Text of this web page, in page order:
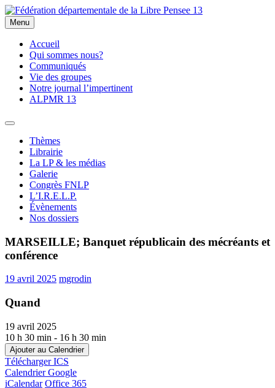
Skip
to
content
Fédération départementale de la Libre Pensee 13
Membre de la fédération Nationale de la Libre Pensée ni dieu ni
maitre
Menu
Accueil
Qui sommes nous?
Communiqués
Vie des groupes
Notre journal l’impertinent
ALPMR 13
Thèmes
Librairie
La LP & les médias
Galerie
Congrès FNLP
L’I.R.E.L.P.
Évènements
Nos dossiers
MARSEILLE; Banquet républicain des mécréants et
conférence
19 avril 2025 mgrodin
Quand
19 avril 2025
10 h 30 min - 16 h 30 min
Ajouter au Calendrier
Télécharger ICS
Calendrier Google
iCalendar Office 365